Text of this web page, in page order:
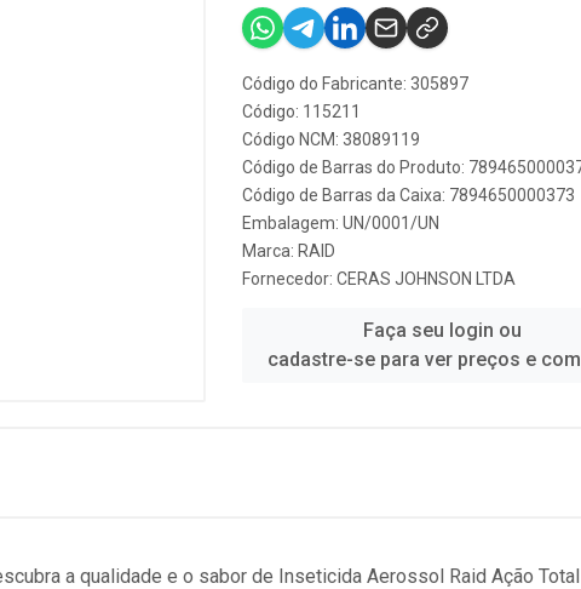
Código do Fabricante: 305897
Código: 115211
Código NCM: 38089119
Código de Barras do Produto:
Código de Barras da Caixa: 7894650000373
Embalagem: UN/0001/UN
Marca: RAID
Fornecedor: CERAS JOHNSON LTDA
Faça seu login ou
cadastre-se para ver preços e
a qualidade e o sabor de Inseticida Aerossol Raid Ação